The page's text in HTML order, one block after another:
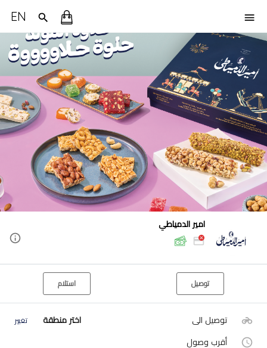
EN
امير الدمياطي
توصيل استلام
توصيل الى اختر منطقة تغيير
أقرب وصول